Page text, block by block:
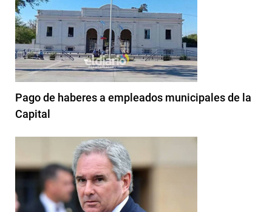
Pago de haberes a empleados municipales de la
Capital